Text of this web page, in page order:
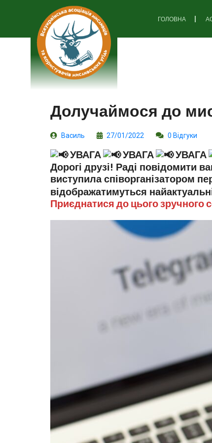
ГОЛОВНА
Долучаймося до
Василь 27/01/2022 0 Відгуки
УВАГА УВАГА
УВАГА
Дорогі друзі! Раді повідомити
виступила співорганізатором
відображатимуться
Приєднатися до цього зручного